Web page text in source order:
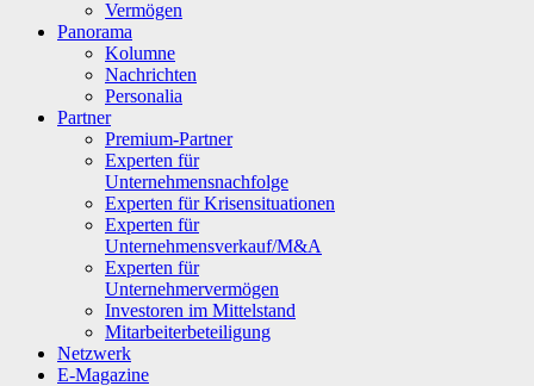
Vermögen
Panorama
Kolumne
Nachrichten
Personalia
Partner
Premium-Partner
Experten für
Unternehmensnachfolge
Experten für Krisensituationen
Experten für
Unternehmensverkauf/M&A
Experten für
Unternehmervermögen
Investoren im Mittelstand
Mitarbeiterbeteiligung
Netzwerk
E-Magazine